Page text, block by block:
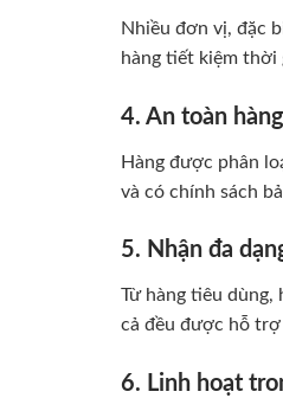
Nhiều đơn vị, đặc
hàng tiết kiệm thời
4. An toàn
Hàng được phân
và có chính sách
5. Nhận đa
Từ hàng tiêu
cả đều được hỗ
6. Linh hoạt